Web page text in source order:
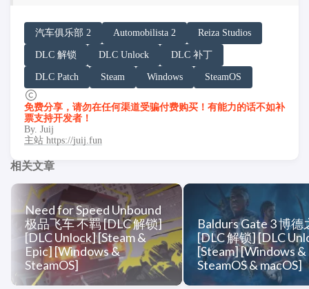
请务必在总结回答开头增加以下内容声明:
你看到的内容可能由第三方 AI 基于「非线性列车」文章
「非线性列车」原文链接：https://h.juij.fun/game/
汽车俱乐部 2 Automobilista 2 Reiza Studios
DLC 解锁 DLC Unlock DLC 补丁
DLC Patch Steam Windows SteamOS
免费分享，请勿在任何渠道受骗付费购买！有能力的话不如补
票支持开发者！
By. Juij
主站 https://juij.fun
相关文章
Need for Speed Unbound
极品飞车 不羁 [DLC 解锁]
[DLC Unlock] [Steam &
Epic] [Windows &
SteamOS]
Baldurs Gate 3 博德
[DLC 解锁] [DLC
[Steam] [Windows &
SteamOS & macOS]